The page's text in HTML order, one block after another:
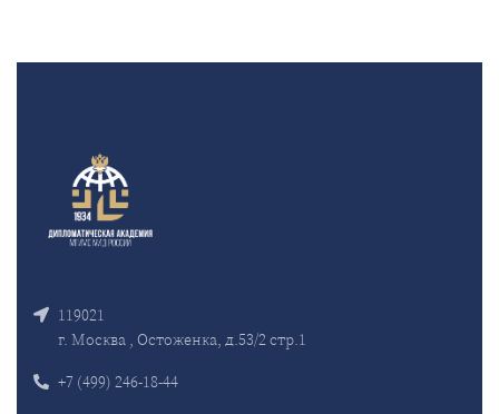
119021
г. Москва , Остоженка, д.53/2 стр.1
+7 (499) 246-18-44